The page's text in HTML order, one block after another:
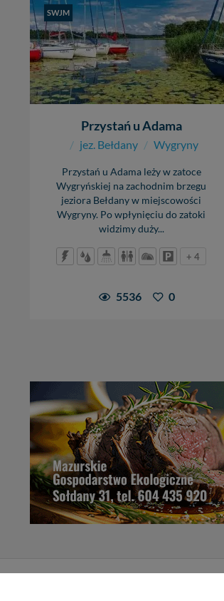
SWJM
Przystań u Adama
/ jez. Bełdany / Wygryny
Przystań u Adama leży w zatoce
Wygryńskiej na zachodnim brzegu
jeziora Bełdany w miejscowości
Wygryny. Po wpłynięciu do zatoki
widzimy duży...
+ 4
5536 0